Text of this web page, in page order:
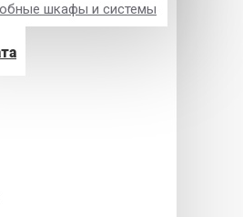
шкафы и системы